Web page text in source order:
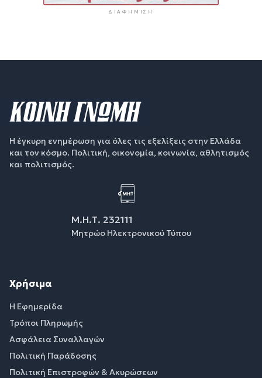
ΔΙΑΦΉΜΙΣΗ
Η έγκυρη ενημέρωση για όλες τις εξελίξεις στην Ελλάδα
και τον κόσμο. Πολιτική, οικονομία, κοινωνία, αθλητισμός
και πολιτισμός.
Μ.Η.Τ. 232111
Μητρώο Ηλεκτρονικού Τύπου
Χρήσιμα
Η Εφημερίδα
Τρόποι Πληρωμής
Ασφάλεια Συναλλαγών
Πολιτική Παράδοσης
Πολιτική Επιστροφών & Ακυρώσεων